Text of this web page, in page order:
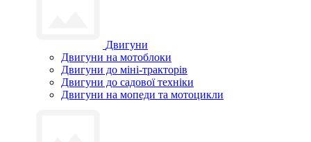
Двигуни
Двигуни на мотоблоки
Двигуни до міні-тракторів
Двигуни до садової техніки
Двигуни на мопеди та мотоцикли